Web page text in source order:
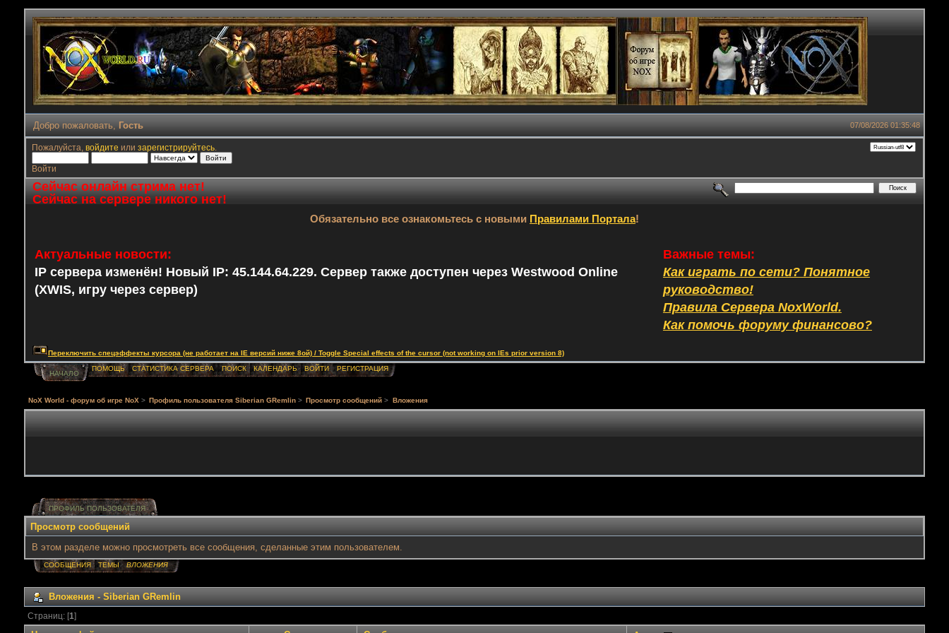
07/08/2026 01:35:48
Добро пожаловать, Гость
Пожалуйста, войдите или зарегистрируйтесь.
Войти
Сейчас онлайн стрима нет!
Сейчас на сервере никого нет!
Обязательно все ознакомьтесь с новыми Правилами Портала!
Актуальные новости:
IP сервера изменён! Новый IP: 45.144.64.229. Сервер также доступен через Westwood Online
(XWIS, игру через сервер)
Важные темы:
Как играть по сети? Понятное
руководство!
Правила Сервера NoxWorld.
Как помочь форуму финансово?
Переключить спецэффекты курсора (не работает на IE версий ниже 8ой) / Toggle Special effects of the cursor (not working on IEs prior version 8)
НАЧАЛО
ПОМОЩЬ СТАТИСТИКА СЕРВЕРА ПОИСК КАЛЕНДАРЬ ВОЙТИ РЕГИСТРАЦИЯ
NoX World - форум об игре NoX > Профиль пользователя Siberian GRemlin > Просмотр сообщений > Вложения
ПРОФИЛЬ ПОЛЬЗОВАТЕЛЯ
Просмотр сообщений
В этом разделе можно просмотреть все сообщения, сделанные этим пользователем.
СООБЩЕНИЯ ТЕМЫ ВЛОЖЕНИЯ
Вложения - Siberian GRemlin
Страниц: [1]